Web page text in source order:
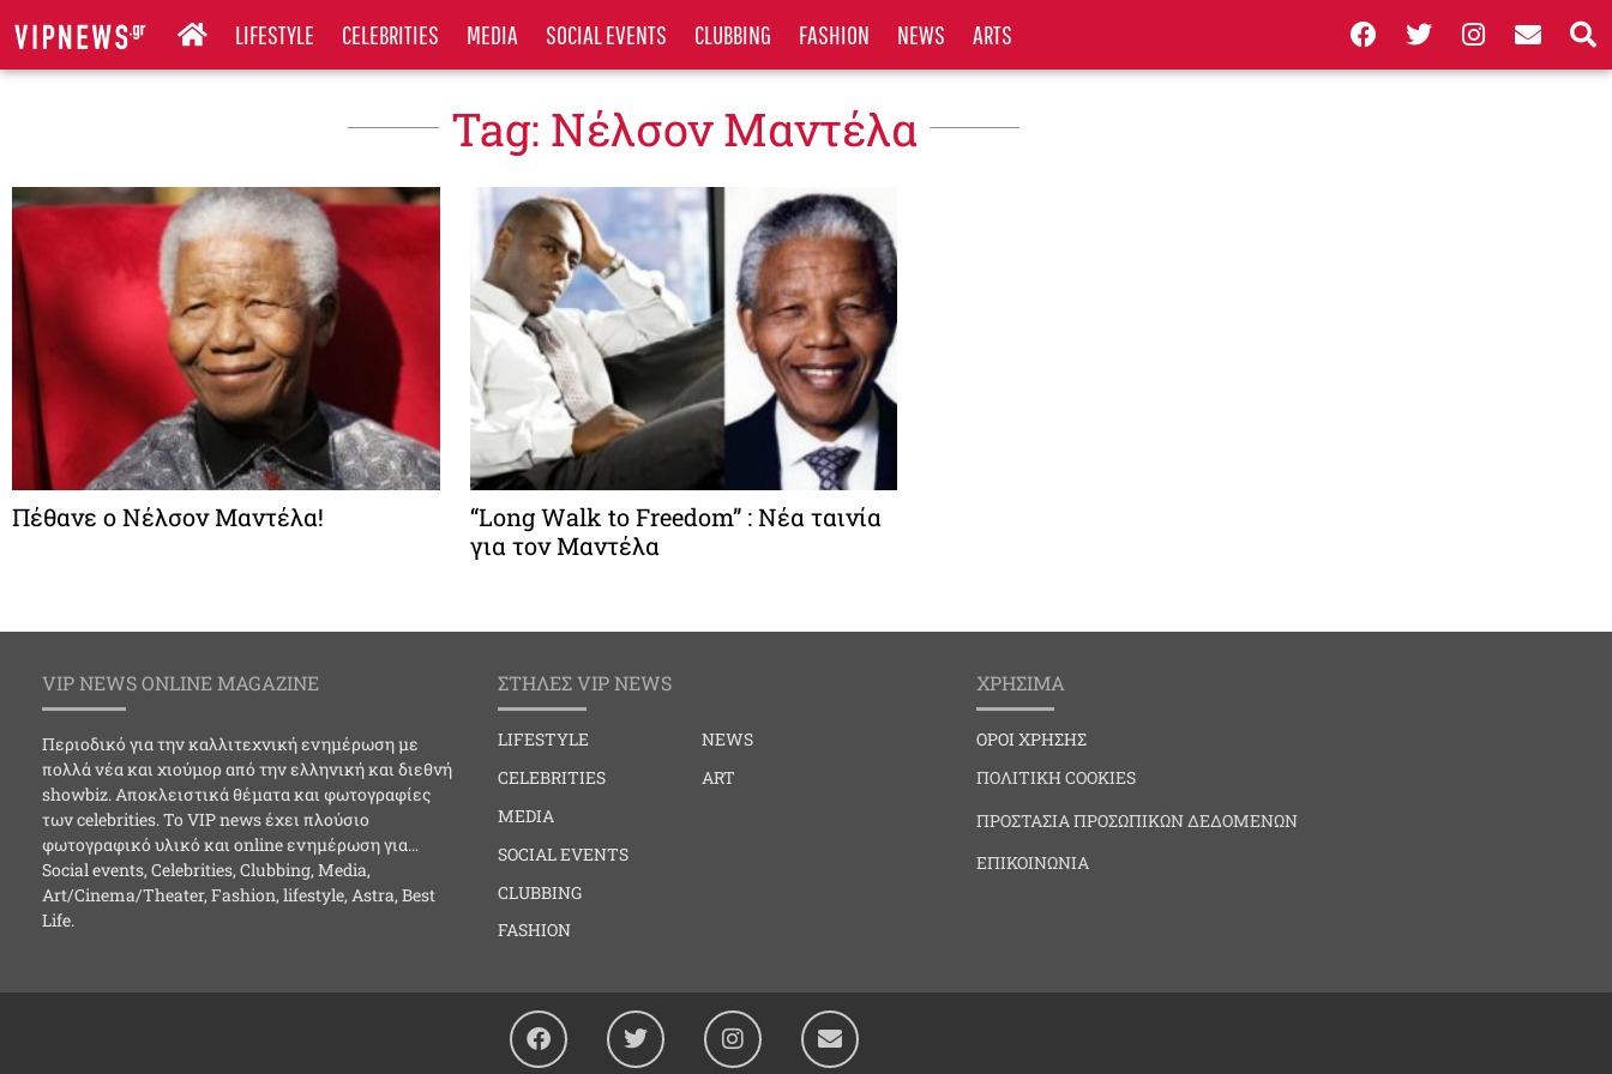
LIFESTYLE CELEBRITIES MEDIA SOCIAL EVENTS CLUBBING FASHION NEWS ARTS
Tag: Νέλσον Μαντέλα
Πέθανε ο Νέλσον Μαντέλα!
“Long Walk to Freedom” : Νέα ταινία
για τον Μαντέλα
VIP NEWS ONLINE MAGAZINE
Περιοδικό για την καλλιτεχνική ενημέρωση με
πολλά νέα και χιούμορ από την ελληνική και διεθνή
showbiz. Αποκλειστικά θέματα και φωτογραφίες
των celebrities. Το VIP news έχει πλούσιο
φωτογραφικό υλικό και online ενημέρωση για…
Social events, Celebrities, Clubbing, Media,
Art/Cinema/Theater, Fashion, lifestyle, Astra, Best
Life.
ΣΤΗΛΕΣ VIP NEWS
LIFESTYLE
CELEBRITIES
MEDIA
SOCIAL EVENTS
CLUBBING
FASHION
NEWS
ART
ΧΡΗΣΙΜΑ
ΟΡΟΙ ΧΡΗΣΗΣ
ΠΟΛΙΤΙΚΗ COOKIES
ΠΡΟΣΤΑΣΙΑ ΠΡΟΣΩΠΙΚΩΝ ΔΕΔΟΜΕΝΩΝ
ΕΠΙΚΟΙΝΩΝΙΑ